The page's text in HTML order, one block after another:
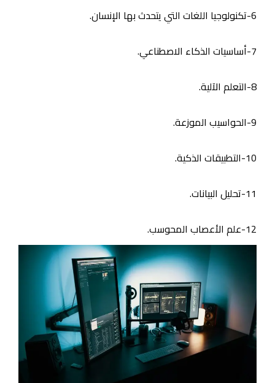
6-تكنولوجيا اللغات التي يتحدث بها الإنسان.
7-أساسيات الذكاء الاصطناعي.
8-التعلم الآلية.
9-الحواسيب الموزعة.
10-التطبيقات الذكية.
11-تحليل البيانات.
12-علم الأعصاب المحوسب.